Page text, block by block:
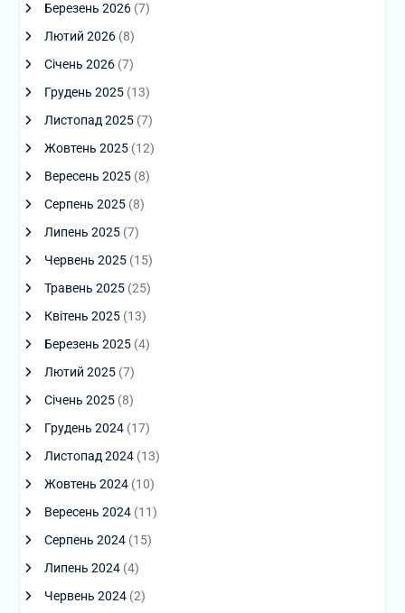
Березень 2026(7)
Лютий 2026(8)
Січень 2026(7)
Грудень 2025(13)
Листопад 2025(7)
Жовтень 2025(12)
Вересень 2025(8)
Серпень 2025(8)
Липень 2025(7)
Червень 2025(15)
Травень 2025(25)
Квітень 2025(13)
Березень 2025(4)
Лютий 2025(7)
Січень 2025(8)
Грудень 2024(17)
Листопад 2024(13)
Жовтень 2024(10)
Вересень 2024(11)
Серпень 2024(15)
Липень 2024(4)
Червень 2024(2)